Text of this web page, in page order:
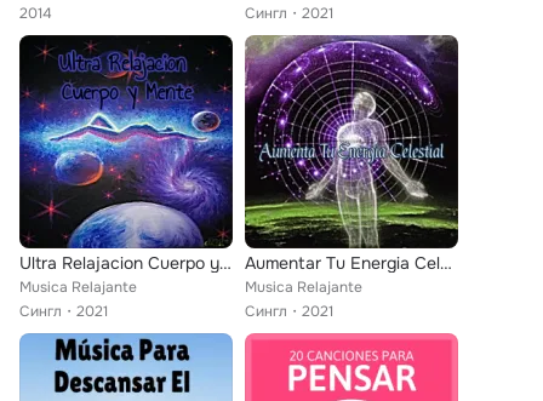
2014
Сингл
2021
Ultra Relajacion Cuerpo y Mente
Musica Relajante
Сингл
2021
Aumentar Tu Energia Celestial
Musica Relajante
Сингл
2021